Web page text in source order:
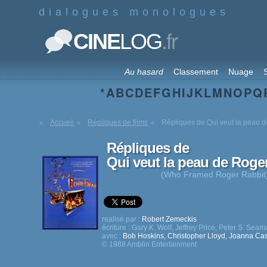
dialogues monologues
CINELOG.fr
Au hasard Classement Nuage
*ABCDEFGHIJKLMNOPQ
Accueil Répliques de films Répliques de Qui veut la peau
Répliques de
Qui veut la peau de
(Who Framed Roger
realisé par : Robert Zemeckis
écriture : Gary K. Wolf, Jeffrey Price, Peter S.
avec : Bob Hoskins, Christopher Lloyd , Joanna
© 1988 Amblin Entertainment